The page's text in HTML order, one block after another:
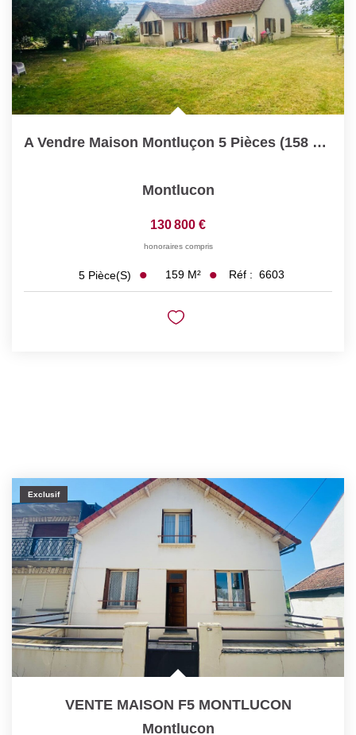
A Vendre Maison Montluçon 5 Pièces (158 M² Hab) - Séjour...
Montlucon
130 800 €
honoraires compris
5 Pièce(s) 159 M² Réf : 6603
Exclusif
VENTE MAISON F5 MONTLUCON
Montlucon